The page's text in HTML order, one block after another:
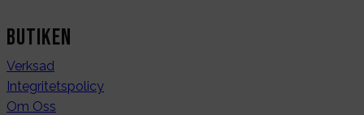
Butiken
Verksad
Integritetspolicy
Om Oss